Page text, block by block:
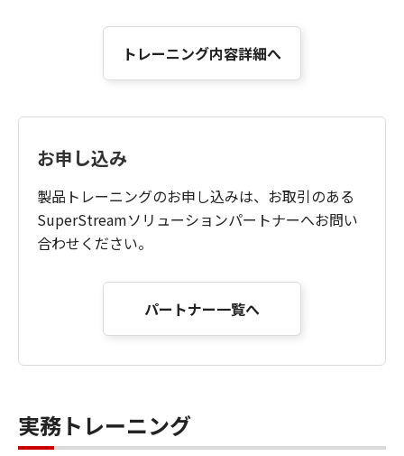
トレーニング内容詳細へ
お申し込み
製品トレーニングのお申し込みは、お取引のある
SuperStreamソリューションパートナーへお問い
合わせください。
パートナー一覧へ
実務トレーニング